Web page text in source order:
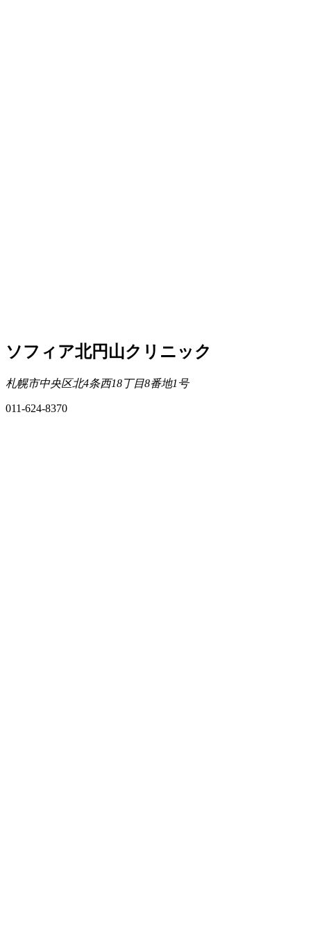
ソフィア北円山クリニック
札幌市中央区北4条西18丁目8番地1号
011-624-8370